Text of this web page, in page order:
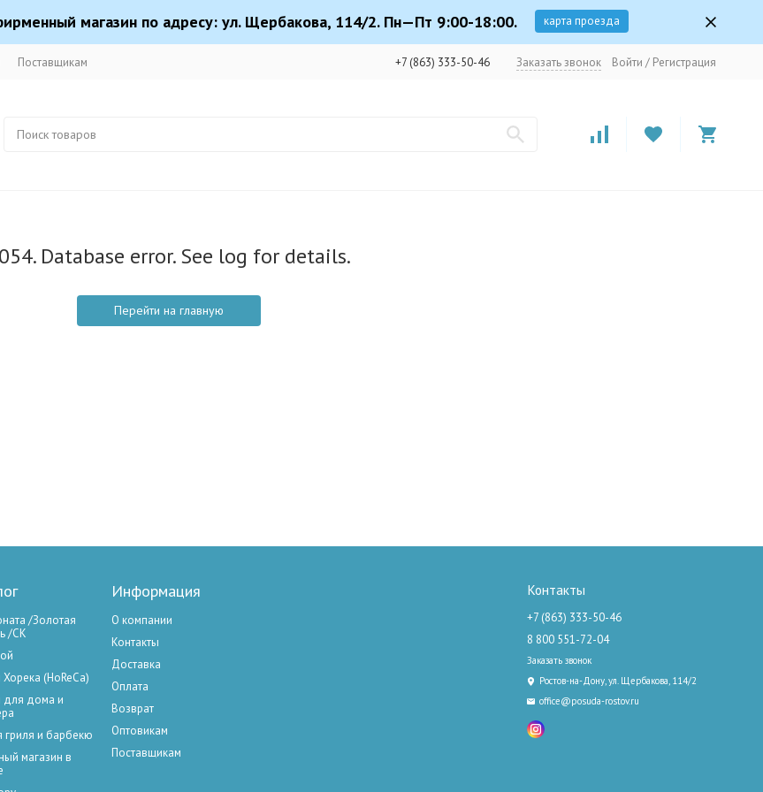
магазин по адресу: ул. Щербакова, 114/2. Пн—Пт 9:00-18:00. карта проезда
Поставщикам +7 (863) 333-50-46 Заказать звонок Войти / Регистрация
Database error. See log for details.
Перейти на главную
/Золотая
/СК
(HoReCa)
для дома и
гриля и барбекю
магазин в
Информация
О компании
Контакты
Доставка
Оплата
Возврат
Оптовикам
Поставщикам
Контакты
+7 (863) 333-50-46
8 800 551-72-04
Заказать звонок
Ростов-на-Дону, ул. Щербакова, 114/2
office@posuda-rostov.ru